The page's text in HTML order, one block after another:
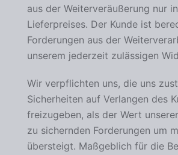
aus der Weiterveräußerung nur
Lieferpreises. Der Kunde ist
Forderungen aus der
unserem jederzeit zulässigen
Wir verpflichten uns, die uns
Sicherheiten auf Verlangen des
freizugeben, als der Wert
zu sichernden Forderungen um
übersteigt. Maßgeblich für die